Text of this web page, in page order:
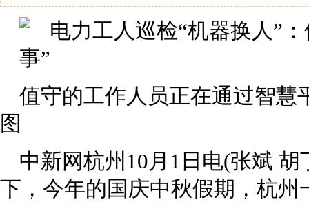
值守的工作人员正在通过智慧
图
中新网杭州10月1日电(张斌
下，今年的国庆中秋假期，杭